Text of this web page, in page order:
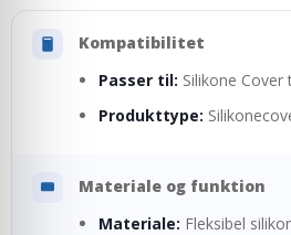
Kompatibilitet
Passer til: Silikone Cover
Produkttype:
Materiale og funktion
Materiale: Fleksibel